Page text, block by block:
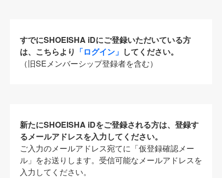
すでにSHOEISHA iDにご登録いただいている方
は、こちらより 「ログイン」 してください。
（旧SEメンバーシップ登録者を含む）
新たにSHOEISHA iDをご登録される方は、登録す
るメールアドレスを入力してください。
ご入力のメールアドレス宛てに「仮登録確認メー
ル」をお送りします。受信可能なメールアドレスを
入力してください。